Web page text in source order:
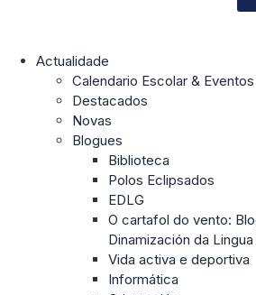
Actualidade
Calendario Escolar & Eventos
Destacados
Novas
Blogues
Biblioteca
Polos Eclipsados
EDLG
O cartafol do vento:
Dinamización da Lingua
Vida activa e deportiva
Informática